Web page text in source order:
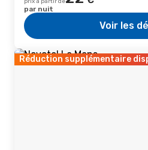
par nuit
Voir les
Réduction supplémentaire